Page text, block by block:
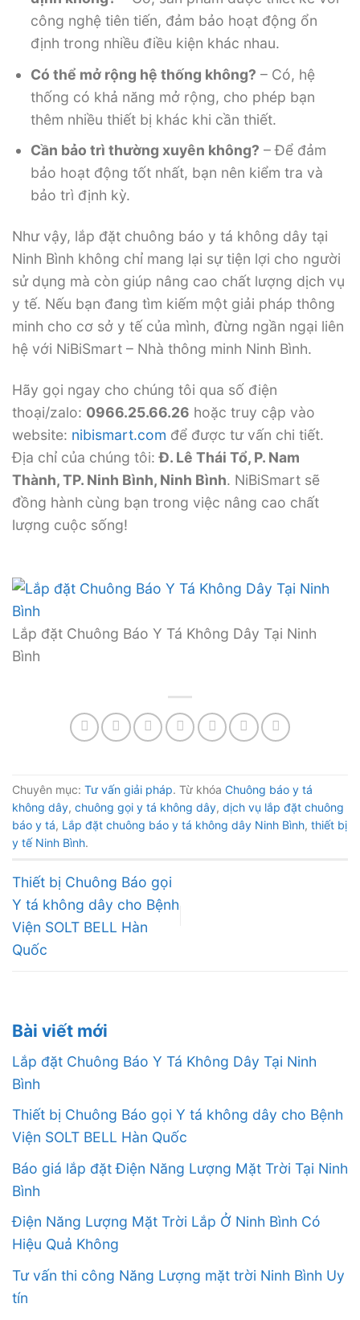
công nghệ tiên tiến, đảm bảo hoạt động ổn
định trong nhiều điều kiện khác nhau.
Có thể mở rộng hệ thống không? – Có, hệ
thống có khả năng mở rộng, cho phép bạn
thêm nhiều thiết bị khác khi cần thiết.
Cần bảo trì thường xuyên không? – Để đảm
bảo hoạt động tốt nhất, bạn nên kiểm tra và
bảo trì định kỳ.
Như vậy, lắp đặt chuông báo y tá không dây tại
Ninh Bình không chỉ mang lại sự tiện lợi cho người
sử dụng mà còn giúp nâng cao chất lượng dịch vụ
y tế. Nếu bạn đang tìm kiếm một giải pháp thông
minh cho cơ sở y tế của mình, đừng ngần ngại liên
hệ với NiBiSmart – Nhà thông minh Ninh Bình.
Hãy gọi ngay cho chúng tôi qua số điện
thoại/zalo: 0966.25.66.26 hoặc truy cập vào
website: nibismart.com để được tư vấn chi tiết.
Địa chỉ của chúng tôi:Đ. Lê Thái Tổ, P. Nam
Thành, TP. Ninh Bình, Ninh Bình. NiBiSmart sẽ
đồng hành cùng bạn trong việc nâng cao chất
lượng cuộc sống!
Lắp đặt Chuông Báo Y Tá Không Dây Tại Ninh
Bình
Chuyên mục: Tư vấn giải pháp. Từ khóa Chuông báo y tá
không dây, chuông gọi y tá không dây, dịch vụ lắp đặt chuông
báo y tá, Lắp đặt chuông báo y tá không dây Ninh Bình, thiết bị
y tế Ninh Bình.
Thiết bị Chuông Báo gọi
Y tá không dây cho Bệnh
Viện SOLT BELL Hàn
Quốc
Bài viết mới
Lắp đặt Chuông Báo Y Tá Không Dây Tại Ninh
Bình
Thiết bị Chuông Báo gọi Y tá không dây cho Bệnh
Viện SOLT BELL Hàn Quốc
Báo giá lắp đặt Điện Năng Lượng Mặt Trời Tại Ninh
Bình
Điện Năng Lượng Mặt Trời Lắp Ở Ninh Bình Có
Hiệu Quả Không
Tư vấn thi công Năng Lượng mặt trời Ninh Bình Uy
tín